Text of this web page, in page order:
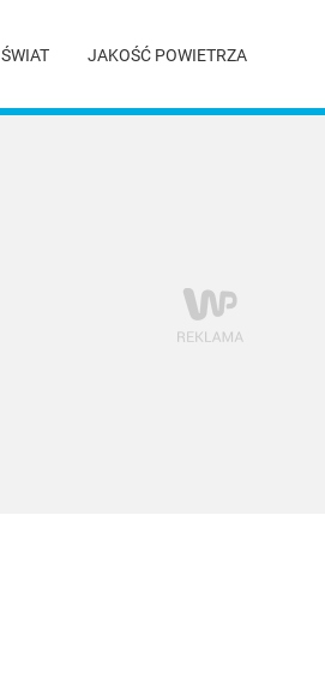
ŚWIAT JAKOŚĆ POWIETRZA